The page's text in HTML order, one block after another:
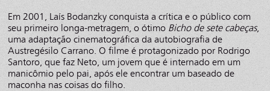
Em 2001, Laís Bodanzky conquista a crítica e o público com
seu primeiro longa-metragem, o ótimo Bicho de sete cabeças,
uma adaptação cinematográfica da autobiografia de
Austregésilo Carrano. O filme é protagonizado por Rodrigo
Santoro, que faz Neto, um jovem que é internado em um
manicômio pelo pai, após ele encontrar um baseado de
maconha nas coisas do filho.